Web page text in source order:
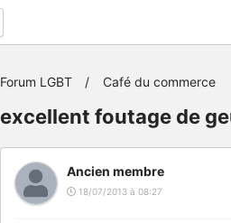
Forum LGBT Café du commerce
excellent foutage de
Ancien membre
18/07/2013 à 08:27